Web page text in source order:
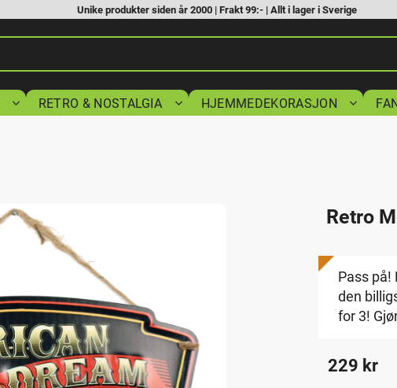
Unike produkter siden år 2000 | Frakt 99:- | Allt i lager i Sverige
RETRO & NOSTALGIA HJEMMEDEKORASJON
Retro
Pass på!
den
for 3!
229 kr